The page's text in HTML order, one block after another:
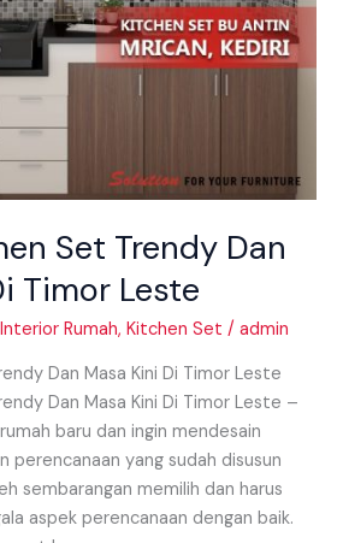
Set Trendy Dan
Timor Leste
Interior Rumah,Kitchen Set /admin
Dan Masa Kini Di Timor Leste
Dan Masa Kini Di Timor Leste –
baru dan ingin mendesain
perencanaan yang sudah disusun
sembarangan memilih dan harus
aspek perencanaan dengan baik.